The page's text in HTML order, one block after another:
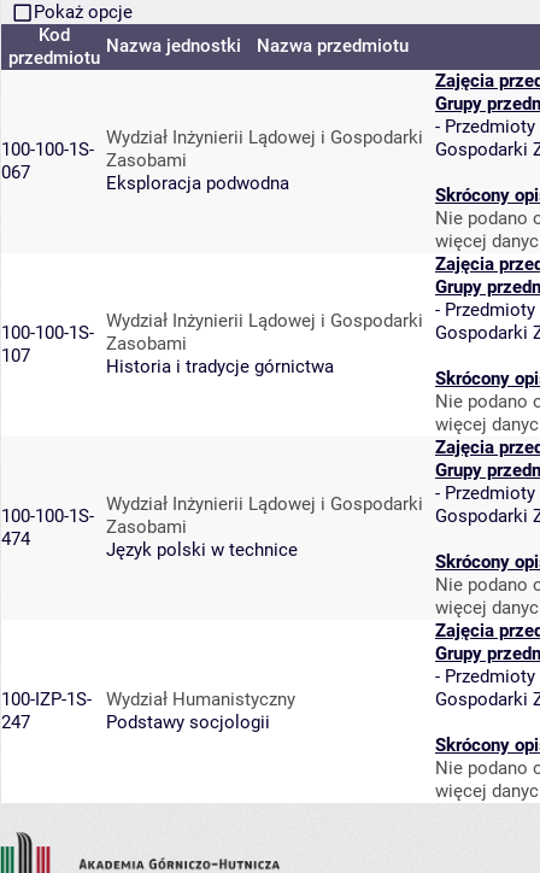
Pokaż opcje
Kod
przedmiotu
Nazwa jednostki Nazwa przedmiotu
100-100-1S-
067
Wydział Inżynierii Lądowej i Gospodarki
Zasobami
Eksploracja podwodna
Zajęcia
Grupy
- Przedmioty
Gospodarki
Skrócony
Nie podano
więcej
100-100-1S-
107
Wydział Inżynierii Lądowej i Gospodarki
Zasobami
Historia i tradycje górnictwa
Zajęcia
Grupy
- Przedmioty
Gospodarki
Skrócony
Nie podano
więcej
100-100-1S-
474
Wydział Inżynierii Lądowej i Gospodarki
Zasobami
Język polski w technice
Zajęcia
Grupy
- Przedmioty
Gospodarki
Skrócony
Nie podano
więcej
100-IZP-1S-
247
Wydział Humanistyczny
Podstawy socjologii
Zajęcia
Grupy
- Przedmioty
Gospodarki
Skrócony
Nie podano
więcej